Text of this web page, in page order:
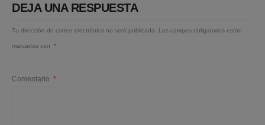
DEJA UNA RESPUESTA
Tu dirección de correo electrónico no será publicada. Los campos obligatorios están
marcados con *
Comentario *